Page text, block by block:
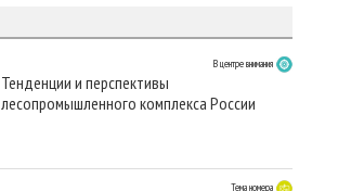
В центре внимания
Тенденции и перспективы
лесопромышленного комплекса России
Тема номера